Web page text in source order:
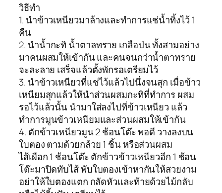
วิธีทำ
1. นำข้าวเหนียวมาล้างและทำการแช่น้ำทิ้งไว้ 1
คืน
2. นำน้ำกะทิ น้ำตาลทราย เกลือป่น ทั้งสามอย่าง
มาคนผสมให้เข้ากัน และคนจนกว่าน้ำตาทราย
จะละลาย เสร็จแล้วตั้งพักรอเตรียมไว้
3. นำข้าวเหนียวที่แช่ไว้แล้วไปนึ่งจนสุก เมื่อข้าว
เหนียมสุกแล้วให้นำส่วนผสมกะทิที่ทำการ ผสม
รอไว้แล้วนั้น นำมาใส่ลงไปที่ข้าวเหนียว แล้ว
ทำการมูนข้าวเหนียมและส่วนผสมให้เข้ากัน
4. ตักข้าวเหนียวมูน 2 ช้อนโต๊ะ พอดี วางลงบน
ใบตอง ตามด้วยกล้วย 1 ชิ้น หรือส่วนผสม
ไส้เผือก 1 ช้อนโต๊ะ ตักข้าวข้าวเหนียวอีก 1 ช้อน
โต๊ะมาปิดทับไส้ พับใบตองเข้าหากันให้สวยงาม
อย่าให้ใบตองแตก กลัดหัวและท้ายด้วยไม้กลับ